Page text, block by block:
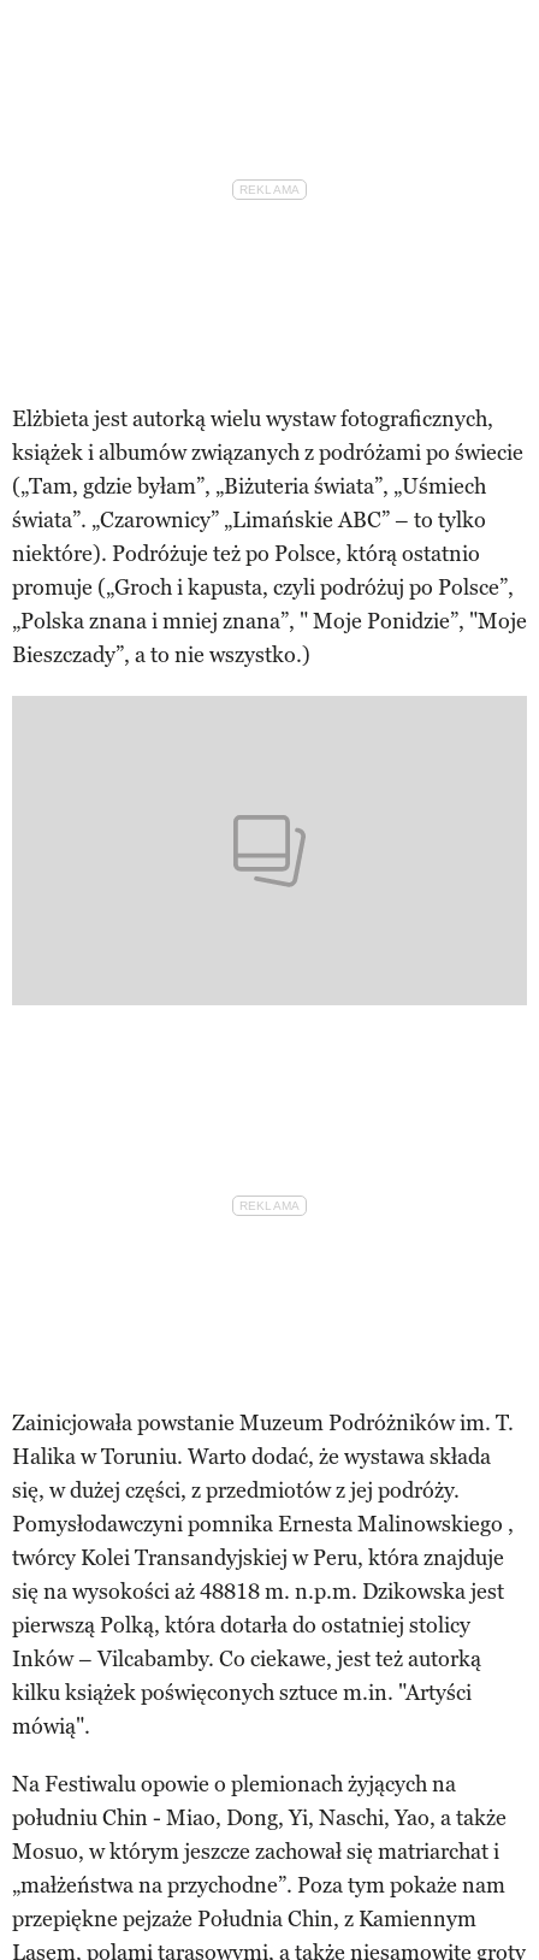
Elżbieta jest autorką wielu wystaw fotograficznych,
książek i albumów związanych z podróżami po świecie
(„Tam, gdzie byłam”, „Biżuteria świata”, „Uśmiech
świata”. „Czarownicy” „Limańskie ABC” – to tylko
niektóre). Podróżuje też po Polsce, którą ostatnio
promuje („Groch i kapusta, czyli podróżuj po Polsce”,
„Polska znana i mniej znana”, " Moje Ponidzie”, "Moje
Bieszczady”, a to nie wszystko.)
Zainicjowała powstanie Muzeum Podróżników im. T.
Halika w Toruniu. Warto dodać, że wystawa składa
się, w dużej części, z przedmiotów z jej podróży.
Pomysłodawczyni pomnika Ernesta Malinowskiego ,
twórcy Kolei Transandyjskiej w Peru, która znajduje
się na wysokości aż 48818 m. n.p.m. Dzikowska jest
pierwszą Polką, która dotarła do ostatniej stolicy
Inków – Vilcabamby. Co ciekawe, jest też autorką
kilku książek poświęconych sztuce m.in. "Artyści
mówią".
Na Festiwalu opowie o plemionach żyjących na
południu Chin - Miao, Dong, Yi, Naschi, Yao, a także
Mosuo, w którym jeszcze zachował się matriarchat i
„małżeństwa na przychodne”. Poza tym pokaże nam
przepiękne pejzaże Południa Chin, z Kamiennym
Lasem, polami tarasowymi, a także niesamowite groty